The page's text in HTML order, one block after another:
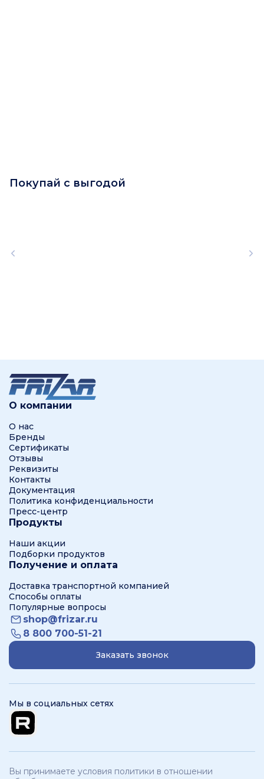
Покупай с выгодой
О компании
О нас
Бренды
Сертификаты
Отзывы
Реквизиты
Контакты
Документация
Политика конфиденциальности
Пресс-центр
Продукты
Наши акции
Подборки продуктов
Получение и оплата
Доставка транспортной компанией
Способы оплаты
Популярные вопросы
shop@frizar.ru
8 800 700-51-21
Заказать звонок
Мы в социальных сетях
Вы принимаете условия политики в отношении